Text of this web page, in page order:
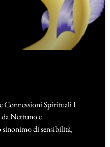
Connessioni Spirituali I
da Nettuno e
di sensibilità,